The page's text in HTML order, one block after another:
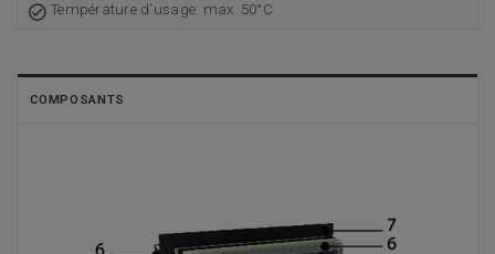
Température d'usage: max. 50°C
COMPOSANTS